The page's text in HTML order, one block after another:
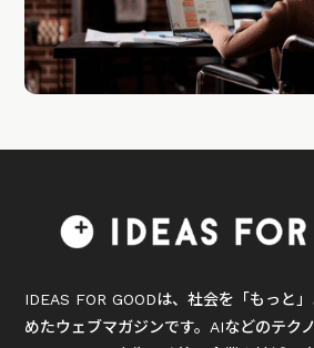
IDEAS FOR GOODは、社会を「もっと
めたウェブマガジンです。AIなどのテク